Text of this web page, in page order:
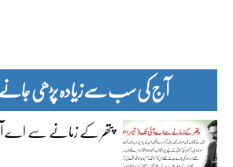
آج کی سب سے زیادہ پڑھی جانے
پتھر کے زمانے سے اے